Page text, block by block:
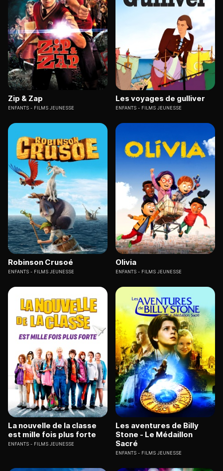
Zip & Zap
ENFANTS FILMS JEUNESSE
Les voyages de gulliver
ENFANTS FILMS JEUNESSE
Robinson Crusoé
ENFANTS FILMS JEUNESSE
Olivia
ENFANTS FILMS JEUNESSE
La nouvelle de la classe
est mille fois plus forte
ENFANTS FILMS JEUNESSE
Les aventures de Billy
Stone - Le Médaillon
Sacré
ENFANTS FILMS JEUNESSE